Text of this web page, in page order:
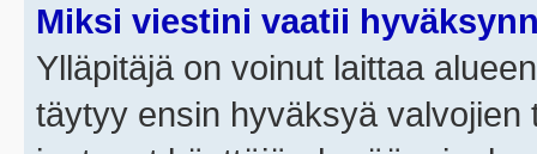
Miksi viestini vaatii
Ylläpitäjä on voinut laittaa
täytyy ensin hyväksyä